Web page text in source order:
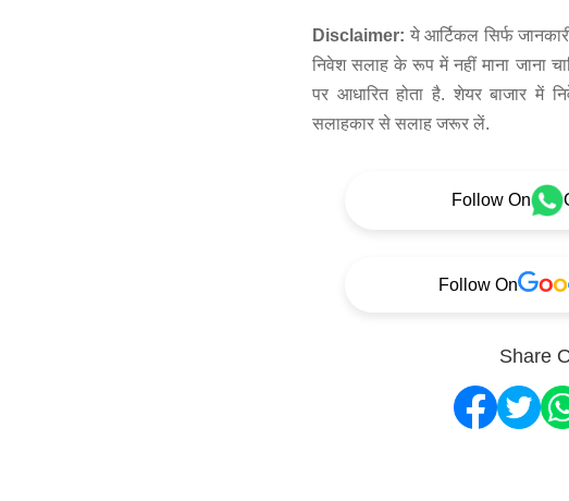
Disclaimer: ये आर्टिकल सिर्फ
निवेश सलाह के रूप में नहीं माना जाना
पर आधारित होता है. शेयर बाजार में
सलाहकार से सलाह जरूर लें.
Follow On
Follow On
Share